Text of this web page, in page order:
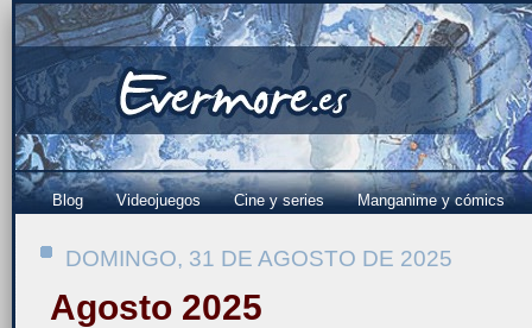
Blog Videojuegos Cine y series Manganime y cómics
DOMINGO, 31 DE AGOSTO DE 2025
Agosto 2025